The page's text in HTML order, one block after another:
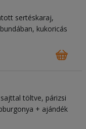
sertéskaraj,
kukoricás
töltve, párizsi
+ ajándék